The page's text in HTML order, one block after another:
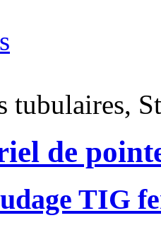
tubulaires,
de
TIG